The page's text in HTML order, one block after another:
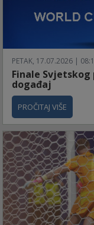
PETAK, 17.07.2026 |
Finale
događaj
PROČITAJ VIŠE